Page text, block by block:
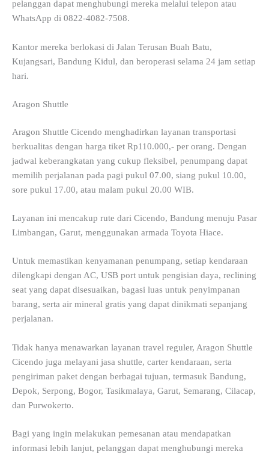
pelanggan dapat menghubungi mereka melalui telepon atau
WhatsApp di 0822-4082-7508.
Kantor mereka berlokasi di Jalan Terusan Buah Batu,
Kujangsari, Bandung Kidul, dan beroperasi selama 24 jam setiap
hari.
Aragon Shuttle
Aragon Shuttle Cicendo menghadirkan layanan transportasi
berkualitas dengan harga tiket Rp110.000,- per orang. Dengan
jadwal keberangkatan yang cukup fleksibel, penumpang dapat
memilih perjalanan pada pagi pukul 07.00, siang pukul 10.00,
sore pukul 17.00, atau malam pukul 20.00 WIB.
Layanan ini mencakup rute dari Cicendo, Bandung menuju Pasar
Limbangan, Garut, menggunakan armada Toyota Hiace.
Untuk memastikan kenyamanan penumpang, setiap kendaraan
dilengkapi dengan AC, USB port untuk pengisian daya, reclining
seat yang dapat disesuaikan, bagasi luas untuk penyimpanan
barang, serta air mineral gratis yang dapat dinikmati sepanjang
perjalanan.
Tidak hanya menawarkan layanan travel reguler, Aragon Shuttle
Cicendo juga melayani jasa shuttle, carter kendaraan, serta
pengiriman paket dengan berbagai tujuan, termasuk Bandung,
Depok, Serpong, Bogor, Tasikmalaya, Garut, Semarang, Cilacap,
dan Purwokerto.
Bagi yang ingin melakukan pemesanan atau mendapatkan
informasi lebih lanjut, pelanggan dapat menghubungi mereka